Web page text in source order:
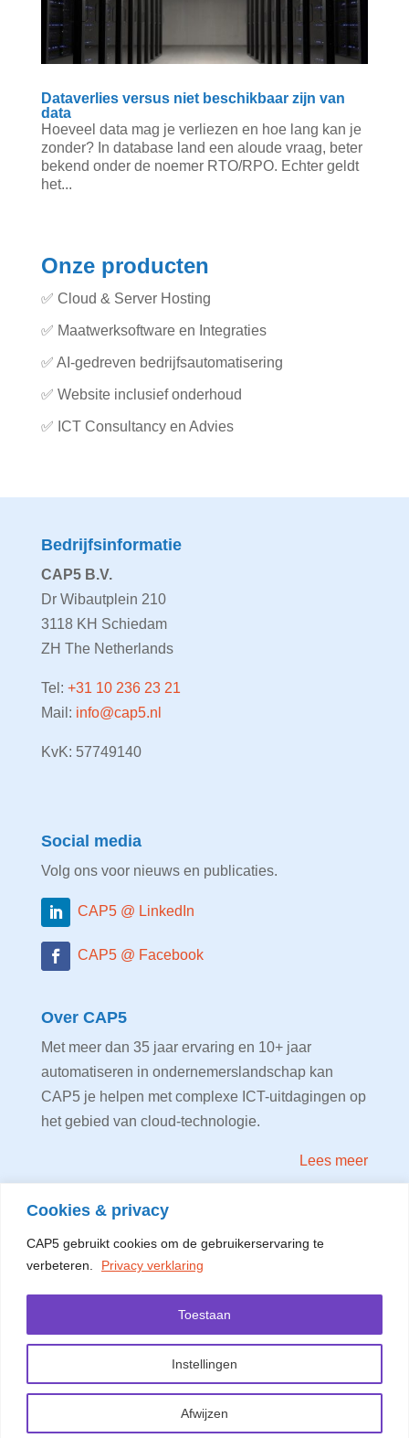
Cookies & privacy
CAP5 gebruikt cookies om de gebruikerservaring te
verbeteren.
Privacy verklaring
Instellingen
Afwijzen
Toestaan
Dataverlies versus niet beschikbaar zijn van
data
Hoeveel data mag je verliezen en hoe lang kan je
zonder? In database land een aloude vraag, beter
bekend onder de noemer RTO/RPO. Echter geldt
het...
Onze producten
✅ Cloud & Server Hosting
✅ Maatwerksoftware en Integraties
✅ AI-gedreven bedrijfsautomatisering
✅ Website inclusief onderhoud
✅ ICT Consultancy en Advies
Bedrijfsinformatie
CAP5 B.V.
Dr Wibautplein 210
3118 KH Schiedam
ZH The Netherlands
Tel: +31 10 236 23 21
Mail: info@cap5.nl
KvK: 57749140
Social media
Volg ons voor nieuws en publicaties.
CAP5 @ LinkedIn
CAP5 @ Facebook
Over CAP5
Met meer dan 35 jaar ervaring en 10+ jaar
automatiseren in ondernemerslandschap kan
CAP5 je helpen met complexe ICT-uitdagingen op
het gebied van cloud-technologie.
Lees meer
Privacy verklaring
Algemene voorwaarden CAP5 B.V.
Management & Design: CAP5 B.V.